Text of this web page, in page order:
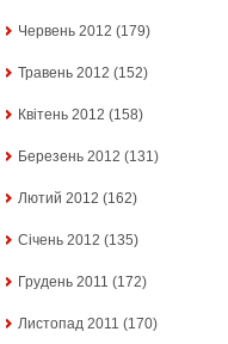
Червень 2012 (179)
Травень 2012 (152)
Квітень 2012 (158)
Березень 2012 (131)
Лютий 2012 (162)
Січень 2012 (135)
Грудень 2011 (172)
Листопад 2011 (170)